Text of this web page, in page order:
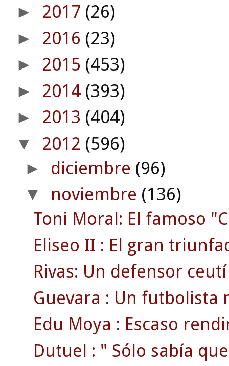
► 2017 (26)
► 2016 (23)
► 2015 (453)
► 2014 (393)
► 2013 (404)
▼ 2012 (596)
► diciembre (96)
▼ noviembre (136)
Toni Moral: El famoso
Eliseo II : El gran
Rivas: Un defensor
Guevara : Un futbolista
Edu Moya : Escaso
Dutuel : " Sólo sabía